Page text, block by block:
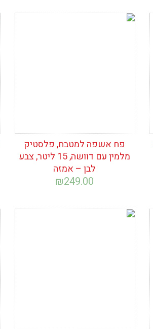
פח אשפה למטבח, פלסטיק
מלמין עם דוושה, 15 ליטר, צבע
לבן – אמזה
₪249.00